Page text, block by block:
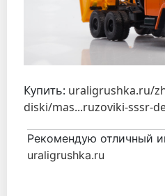
Купить: uraligrushka.ru/
diski/mas...ruzoviki-sssr-
Рекомендую отличный
uraligrushka.ru